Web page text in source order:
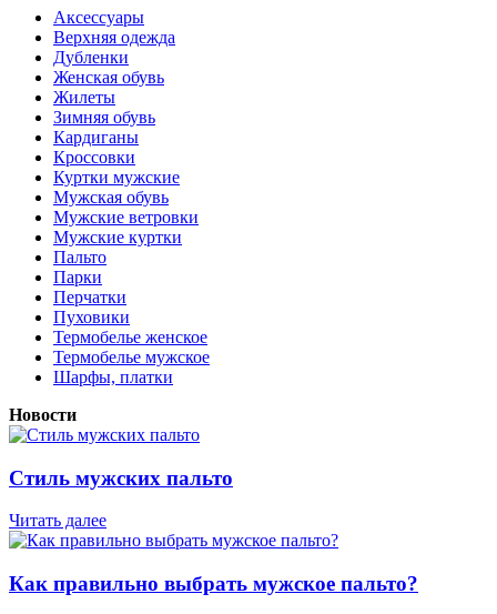
Аксессуары
Верхняя одежда
Дубленки
Женская обувь
Жилеты
Зимняя обувь
Кардиганы
Кроссовки
Куртки мужские
Мужская обувь
Мужские ветровки
Мужские куртки
Пальто
Парки
Перчатки
Пуховики
Термобелье женское
Термобелье мужское
Шарфы, платки
Новости
Стиль мужских пальто
Читать далее
Как правильно выбрать мужское пальто?